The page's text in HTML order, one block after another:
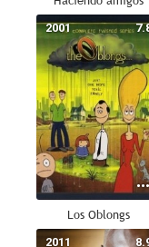
2001
Los Oblongs
2011